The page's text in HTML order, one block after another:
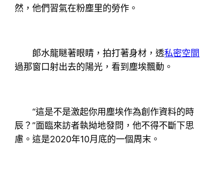
然，他們習氣在粉塵里的勞作。
郞水龍瞇著眼睛，拍打著身材，透私密空間
過那窗口射出去的陽光，看到塵埃飄動。
“這是不是激起你用塵埃作為創作資料的時
辰？”面臨來訪者執拗地發問，他不得不斷下思
慮。這是2020年10月底的一個周末。